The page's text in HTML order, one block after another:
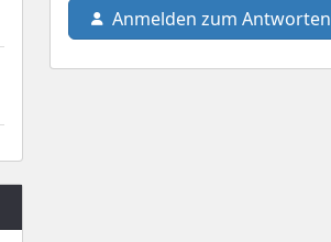
Anmelden zum Antworten